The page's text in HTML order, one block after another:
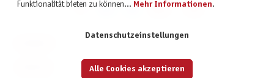
Funktionalität bieten zu können... Mehr Informationen.
Datenschutzeinstellungen
Alle Cookies akzeptieren